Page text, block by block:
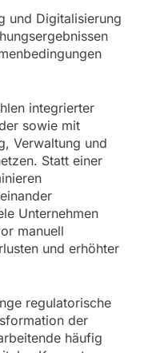
und Digitalisierung
integrierter
sowie mit
Verwaltung und
Statt einer
Unternehmen
manuell
und erhöhter
regulatorische
der
häufig